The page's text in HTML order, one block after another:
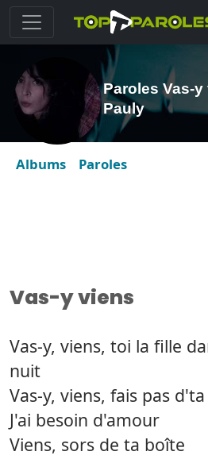
Paroles Vas-
Pauly
Albums Paroles
Vas-y viens
Vas-y, viens, toi la fille
nuit
Vas-y, viens, fais pas
J'ai besoin d'amour
Viens, sors de ta boîte